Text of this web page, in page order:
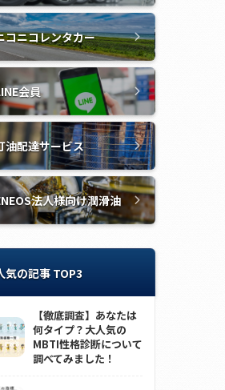
コニコレンタカー
会員
油配達サービス
法人様向け潤滑油
気の記事 TOP3
【徹底調査】あなたは
何タイプ？大人気の
MBTI性格診断について
調べてみました！